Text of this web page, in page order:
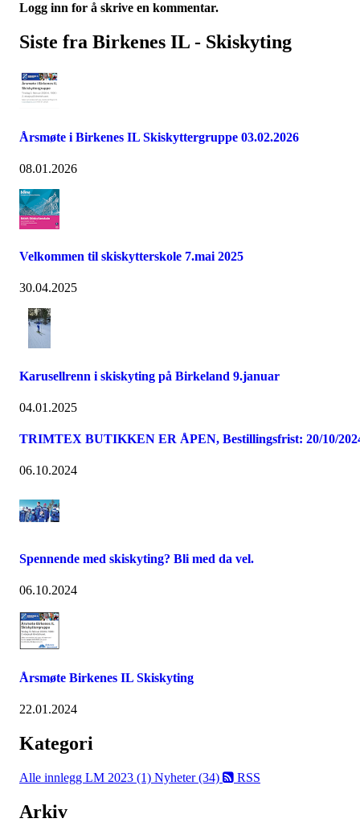
Logg inn for å skrive en kommentar.
Siste fra Birkenes IL - Skiskyting
Årsmøte i Birkenes IL Skiskyttergruppe 03.02.2026
08.01.2026
Velkommen til skiskytterskole 7.mai 2025
30.04.2025
Karusellrenn i skiskyting på Birkeland 9.januar
04.01.2025
TRIMTEX BUTIKKEN ER ÅPEN, Bestillingsfrist: 20/10/
06.10.2024
Spennende med skiskyting? Bli med da vel.
06.10.2024
Årsmøte Birkenes IL Skiskyting
22.01.2024
Kategori
Alle innlegg LM 2023 (1) Nyheter (34) RSS
Arkiv